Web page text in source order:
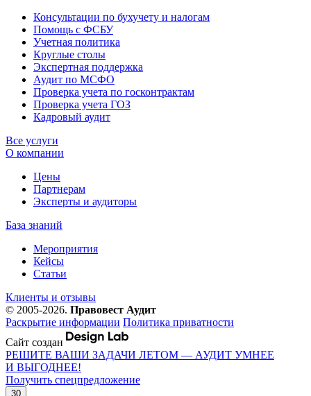
Консультации по бухучету и налогам
Помощь с ФСБУ
Учетная политика
Круглые столы
Экспертная поддержка
Аудит по МСФО
Проверка учета по госконтрактам
Проверка учета ГОЗ
Кадровый аудит
Все услуги
О компании
Цены
Партнерам
Эксперты и аудиторы
База знаний
Мероприятия
Кейсы
Статьи
Клиенты и отзывы
© 2005-2026. Правовест Аудит
Раскрытие информации Политика приватности
Сайт создан
РЕШИТЕ ВАШИ ЗАДАЧИ ЛЕТОМ — АУДИТ УМНЕЕ
И ВЫГОДНЕЕ!
Получить спецпредложение
30